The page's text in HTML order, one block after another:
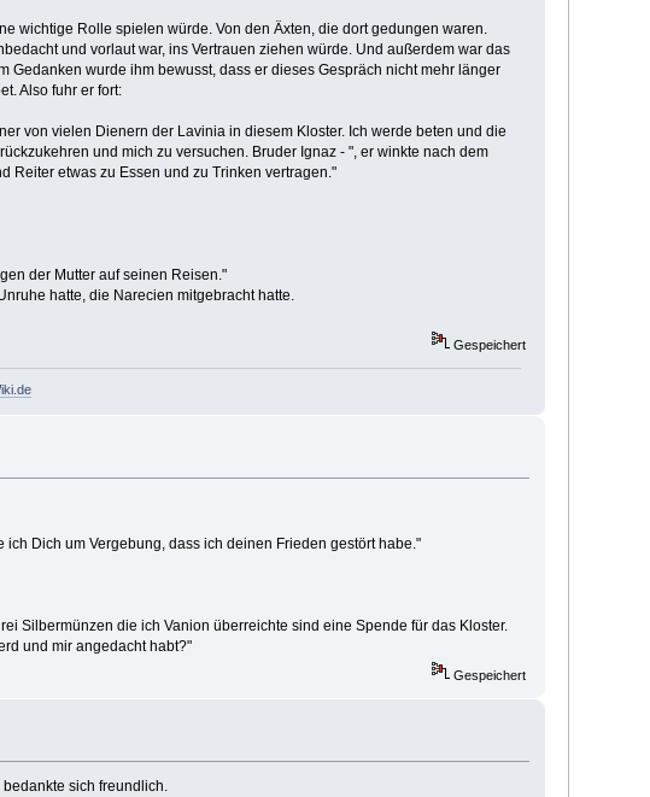
wichtige Rolle spielen würde. Von den Äxten, die dort gedungen waren.
und vorlaut war, ins Vertrauen ziehen würde. Und außerdem war das
Gedanken wurde ihm bewusst, dass er dieses Gespräch nicht mehr länger
Also fuhr er fort:
von vielen Dienern der Lavinia in diesem Kloster. Ich werde beten und die
und mich zu versuchen. Bruder Ignaz - ", er winkte nach dem
Reiter etwas zu Essen und zu Trinken vertragen."
der Mutter auf seinen Reisen."
hatte, die Narecien mitgebracht hatte.
Gespeichert
Dich um Vergebung, dass ich deinen Frieden gestört habe."
Silbermünzen die ich Vanion überreichte sind eine Spende für das Kloster.
und mir angedacht habt?"
Gespeichert
sich freundlich.